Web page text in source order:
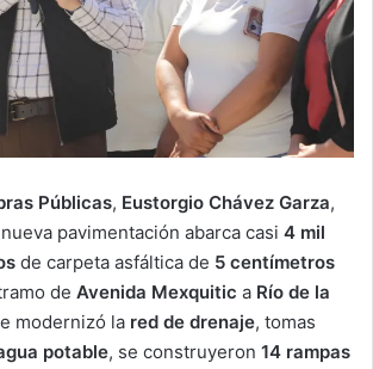
Públicas, Eustorgio Chávez Garza,
pavimentación abarca casi 4 mil
de carpeta asfáltica de 5 centímetros
de Avenida Mexquitic a Río de la
modernizó la red de drenaje, tomas
potable, se construyeron 14 rampas